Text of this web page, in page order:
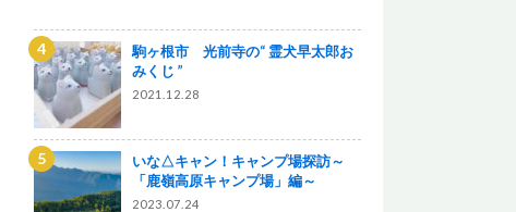
駒ヶ根市 光前寺の“ 霊犬早太郎お
みくじ ”
2021.12.28
いな△キャン！キャンプ場探訪～
「鹿嶺高原キャンプ場」編～
2023.07.24